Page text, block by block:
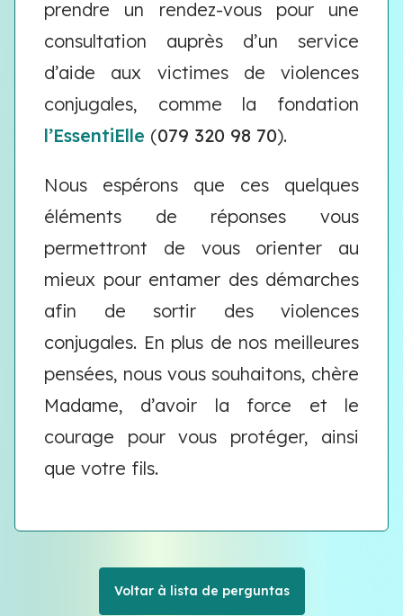
prendre un rendez-vous pour une
consultation auprès d’un service
d’aide aux victimes de violences
conjugales, comme la fondation
l’EssentiElle (079 320 98 70).
Nous espérons que ces quelques
éléments de réponses vous
permettront de vous orienter au
mieux pour entamer des démarches
afin de sortir des violences
conjugales. En plus de nos meilleures
pensées, nous vous souhaitons, chère
Madame, d’avoir la force et le
courage pour vous protéger, ainsi
que votre fils.
Voltar à lista de perguntas